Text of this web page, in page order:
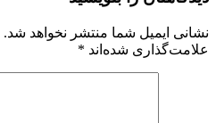
نشانی ایمیل شما منتشر نخواهد شد.
علامت‌گذاری شده‌اند *